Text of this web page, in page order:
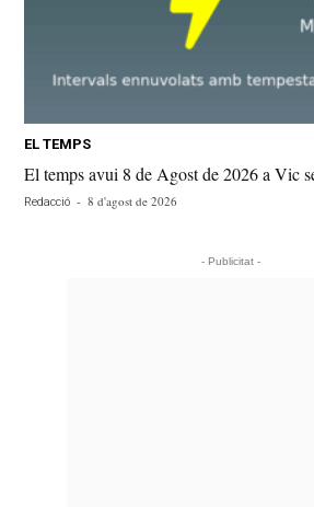
EL TEMPS
El temps avui 8 de Agost de 2026 a Vic
Redacció - 8 d'agost de 2026
- Publicitat -